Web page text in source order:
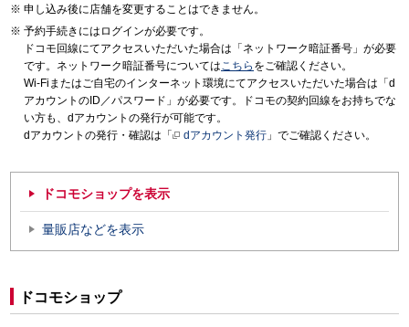
申し込み後に店舗を変更することはできません。
予約手続きにはログインが必要です。
ドコモ回線にてアクセスいただいた場合は「ネットワーク暗証番号」が必要
です。ネットワーク暗証番号についてはこちら をご確認ください。
Wi-Fiまたはご自宅のインターネット環境にてアクセスいただいた場合は「d
アカウントのID／パスワード」が必要です。ドコモの契約回線をお持ちでな
い方も、dアカウントの発行が可能です。
dアカウントの発行・確認は「
dアカウント発行 」でご確認ください。
ドコモショップを表示
量販店などを表示
ドコモショップ